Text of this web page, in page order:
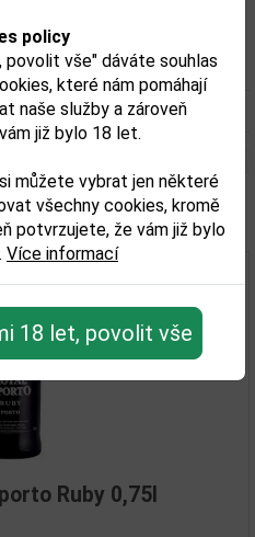
policy
vše" dáváte souhlas
které nám pomáhají
naše služby a zároveň
již bylo 18 let.
můžete vybrat jen některé
všechny cookies, kromě
potvrzujete, že vám již bylo
Více informací
18 let, povolit vše
19
0,75
0,75l